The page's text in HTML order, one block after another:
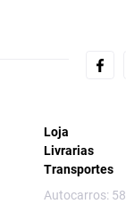
Loja
Livrarias
Transportes
Autocarros: 58